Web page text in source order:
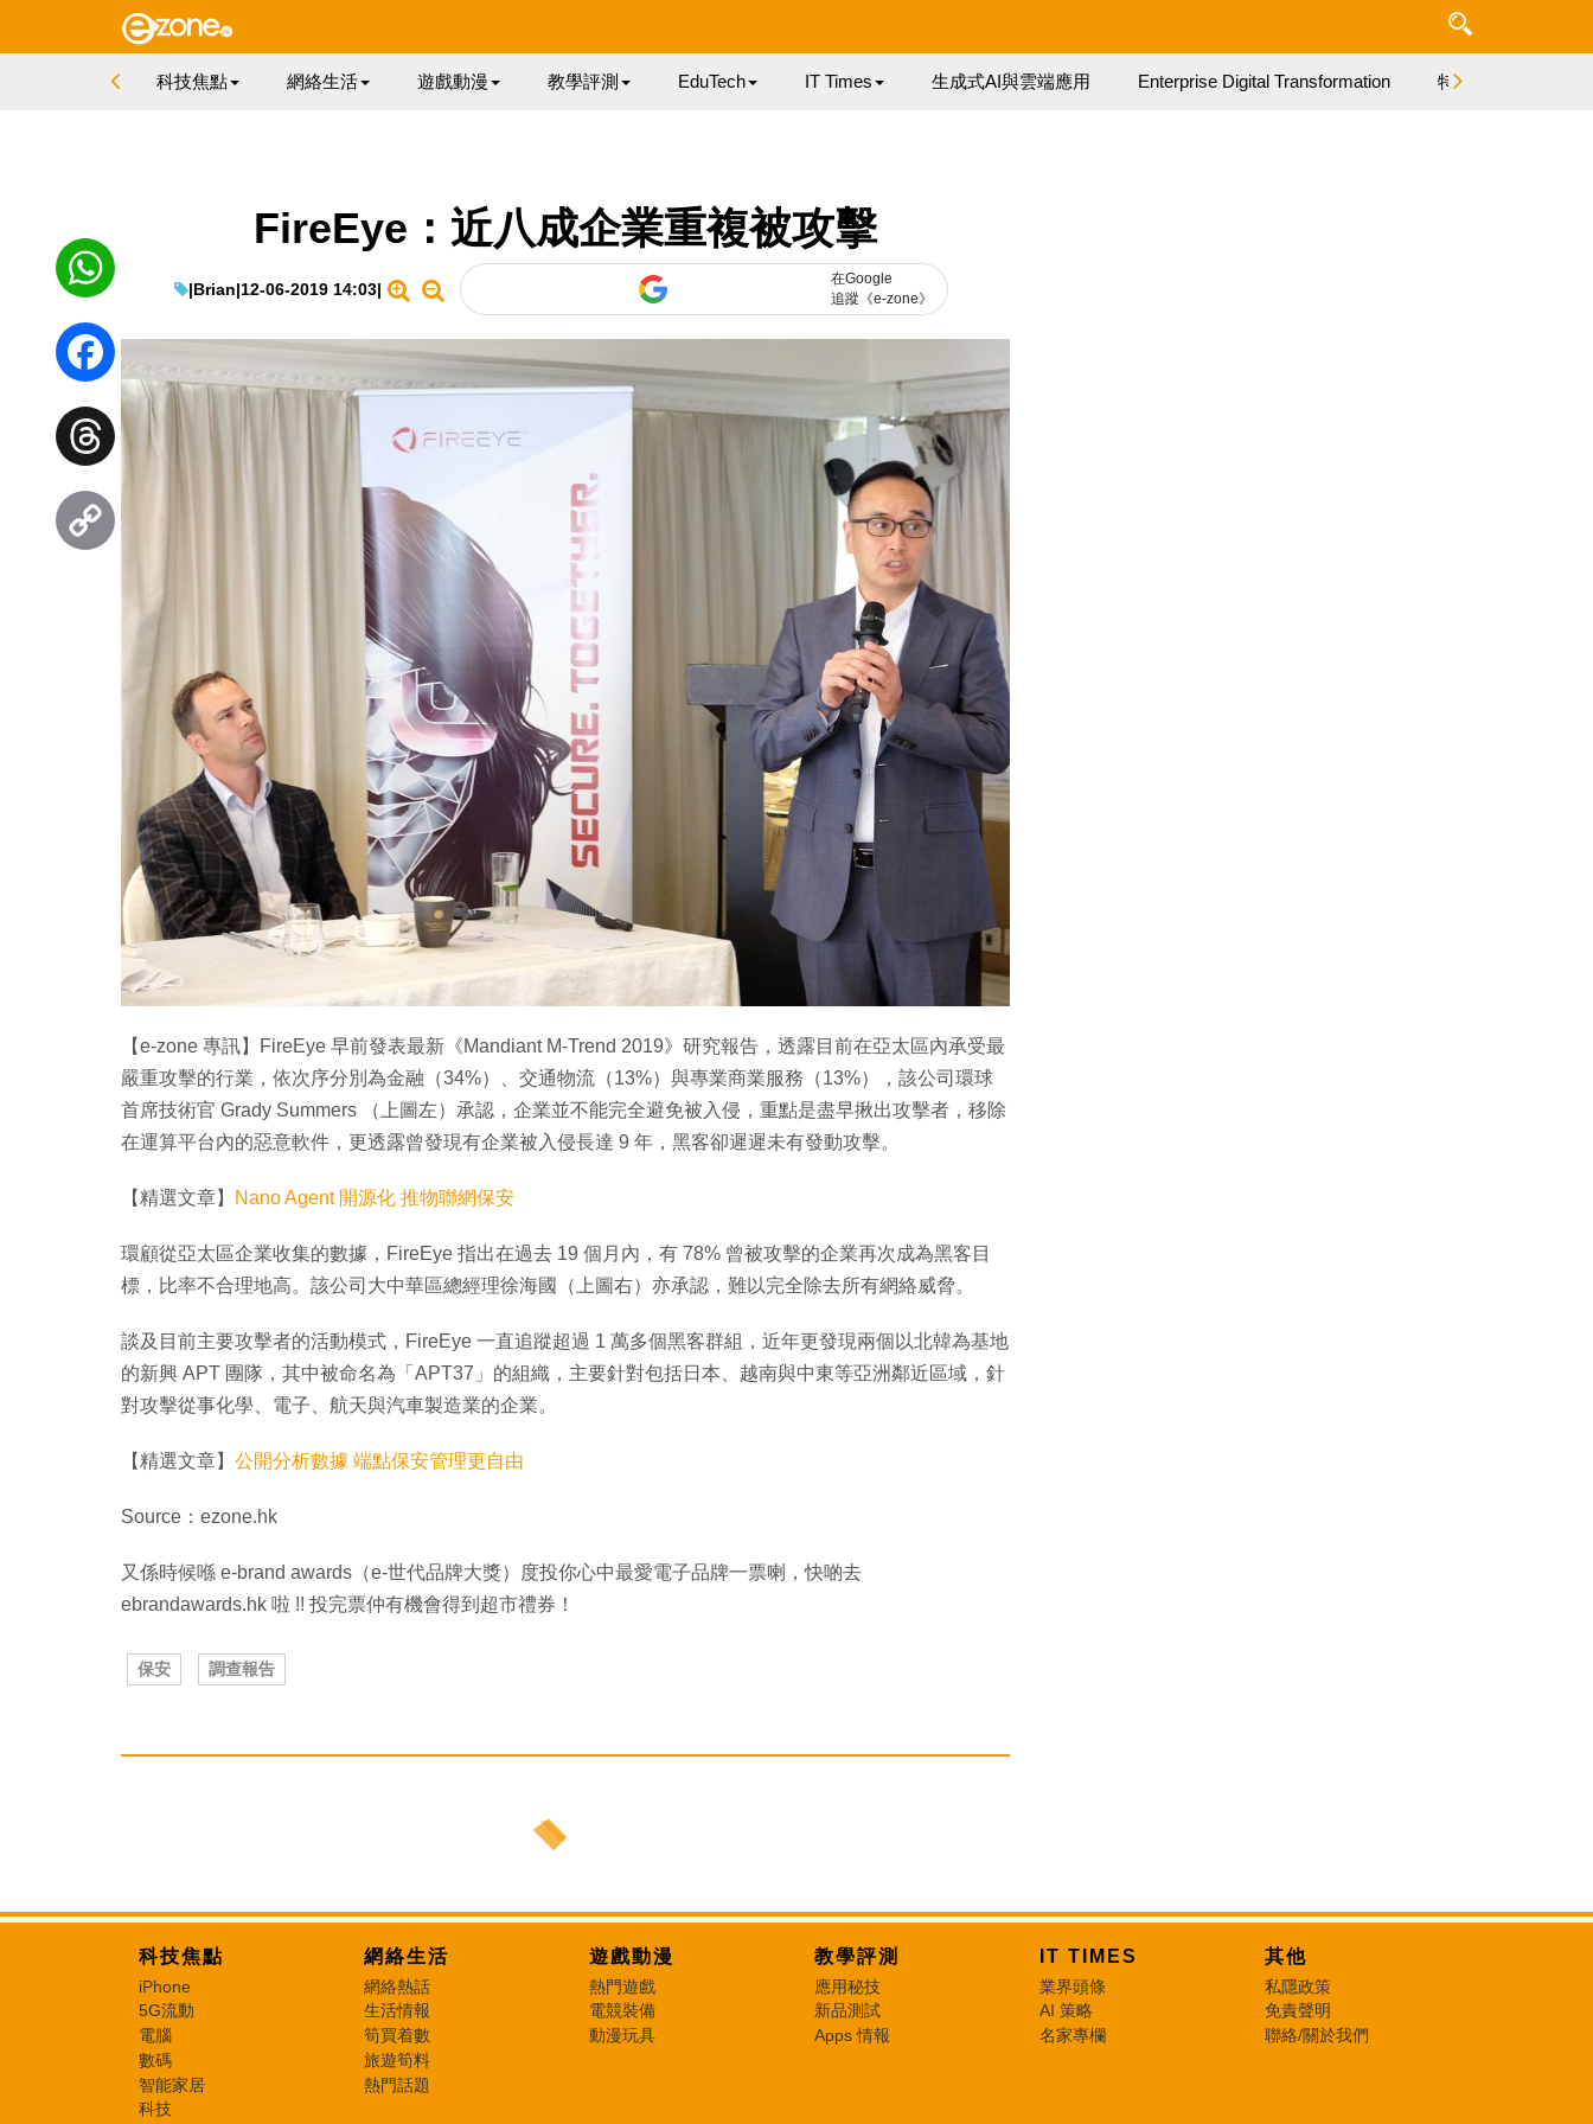
科技焦點 網絡生活 遊戲動漫 教學評測 EduTech IT Times 生成式AI與雲端應用 Enterprise Digital Transformation 特集
FireEye：近八成企業重複被攻擊
|Brian|12-06-2019 14:03|
在Google
追蹤《e-zone》
【e-zone 專訊】FireEye 早前發表最新《Mandiant M-Trend 2019》研究報告，透露目前在亞太區內承受最
嚴重攻擊的行業，依次序分別為金融（34%）、交通物流（13%）與專業商業服務（13%），該公司環球
首席技術官 Grady Summers （上圖左）承認，企業並不能完全避免被入侵，重點是盡早揪出攻擊者，移除
在運算平台內的惡意軟件，更透露曾發現有企業被入侵長達 9 年，黑客卻遲遲未有發動攻擊。
【精選文章】 Nano Agent 開源化 推物聯網保安
環顧從亞太區企業收集的數據，FireEye 指出在過去 19 個月內，有 78% 曾被攻擊的企業再次成為黑客目
標，比率不合理地高。該公司大中華區總經理徐海國（上圖右）亦承認，難以完全除去所有網絡威脅。
談及目前主要攻擊者的活動模式，FireEye 一直追蹤超過 1 萬多個黑客群組，近年更發現兩個以北韓為基地
的新興 APT 團隊，其中被命名為「APT37」的組織，主要針對包括日本、越南與中東等亞洲鄰近區域，針
對攻擊從事化學、電子、航天與汽車製造業的企業。
【精選文章】 公開分析數據 端點保安管理更自由
Source：ezone.hk
又係時候喺 e-brand awards（e-世代品牌大獎）度投你心中最愛電子品牌一票喇，快啲去
ebrandawards.hk 啦 !! 投完票仲有機會得到超市禮券！
保安 調查報告
WhatsApp
Facebook
Threads
科技焦點
iPhone
5G流動
電腦
數碼
智能家居
科技
網絡生活
網絡熱話
生活情報
筍買着數
旅遊筍料
熱門話題
遊戲動漫
熱門遊戲
電競裝備
動漫玩具
教學評測
應用秘技
新品測試
Apps 情報
IT TIMES
業界頭條
AI 策略
名家專欄
其他
私隱政策
免責聲明
聯絡/關於我們